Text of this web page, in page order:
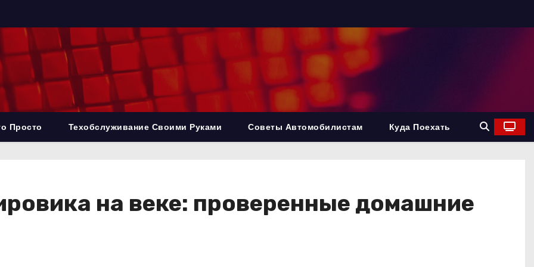
Просто Техобслуживание Своими Руками Советы Автомобилистам Куда Поехать
на веке: проверенные домашние